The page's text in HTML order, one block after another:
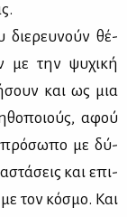
διε­ρευ­νούν θέ­
με την ψυ­χι­κή
και ως μια
αφού
πρό­σω­πο με δύ­
και επι­
με τον κό­σμο. Και